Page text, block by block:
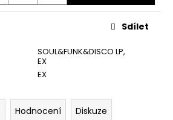
SOUL&FUNK&DISCO LP,
EX
EX
Sdílet
Hodnocení Diskuze